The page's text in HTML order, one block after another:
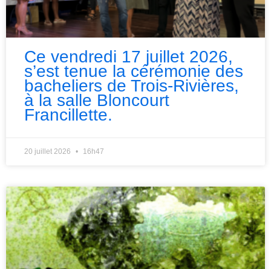
Ce vendredi 17 juillet 2026,
s’est tenue la cérémonie des
bacheliers de Trois-Rivières,
à la salle Bloncourt
Francillette.
20 juillet 2026 16h47